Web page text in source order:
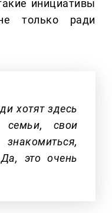
инициативы
только ради
хотят здесь
семьи, свои
это очень